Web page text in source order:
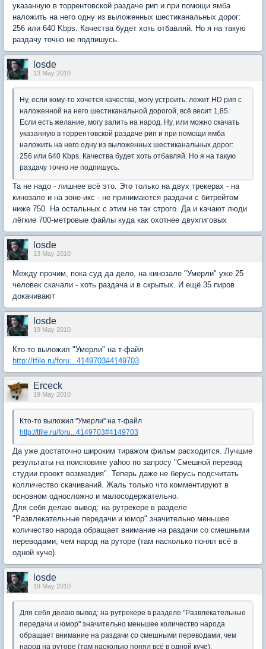
указанную в торрентовской раздаче рип и при помощи ямба
наложить на него одну из выложенных шестиканальных дорог:
256 или 640 Kbps. Качества будет хоть отбавляй. Но я на такую
раздачу точно не подпишусь.
losde
13 May 2010
Ну, если кому-то хочется качества, могу устроить: лежит HD рип с
наложенной на него шестиканальной дорогой, всё весит 1,85.
Если есть желание, могу залить на народ. Ну, или можно скачать
указанную в торрентовской раздаче рип и при помощи ямба
наложить на него одну из выложенных шестиканальных дорог:
256 или 640 Kbps. Качества будет хоть отбавляй. Но я на такую
раздачу точно не подпишусь.
Та не надо - лишнее всё это. Это только на двух трекерах - на
кинозале и на зоне-икс - не принимаются раздачи с битрейтом
ниже 750. На остальных с этим не так строго. Да и качают люди
лёгкие 700-метровые файлы куда как охотнее двухгиговых
losde
13 May 2010
Между прочим, пока суд да дело, на кинозале "Умерли" уже 25
человек скачали - хоть раздача и в скрытых. И ещё 35 пиров
докачивают
losde
19 May 2010
Кто-то выложил "Умерли" на т-файл
http://tfile.ru/foru...4149703#4149703
Erceck
19 May 2010
Кто-то выложил "Умерли" на т-файл
http://tfile.ru/foru...4149703#4149703
Да уже достаточно широким тиражом фильм расходится. Лучшие
результаты на поисковике yahoo по запросу "Смешной перевод
студии проект возмездия". Теперь даже не берусь подсчитать
колличество скачиваний. Жаль только что комментируют в
основном односложно и малосодержательно.
Для себя делаю вывод: на рутрекере в разделе
"Развлекательные передачи и юмор" значительно меньшее
количество народа обращает внимание на раздачи со смешными
переводами, чем народ на руторе (там насколько понял всё в
одной куче).
losde
19 May 2010
Для себя делаю вывод: на рутрекере в разделе "Развлекательные
передачи и юмор" значительно меньшее количество народа
обращает внимание на раздачи со смешными переводами, чем
народ на руторе (там насколько понял всё в одной куче).